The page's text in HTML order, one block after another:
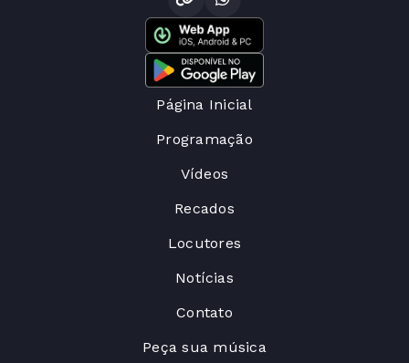
Página Inicial
Programação
Vídeos
Recados
Locutores
Notícias
Contato
Peça sua música